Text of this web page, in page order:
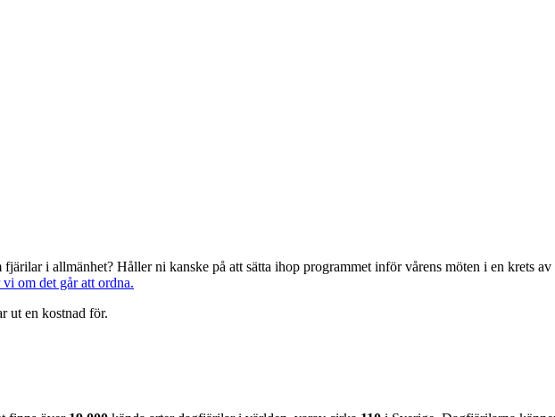
i allmänhet? Håller ni kanske på att sätta ihop programmet inför vårens möten i en krets
om det går att ordna.
ut en kostnad för.